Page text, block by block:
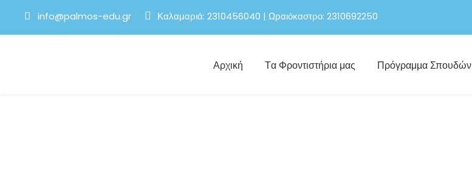
info@palmos-edu.gr Καλαμαριά: 2310456040 | Ωραιόκαστρο: 2310692250
Αρχική Tα Φροντιστήρια μας Πρόγραμμα Σπουδών